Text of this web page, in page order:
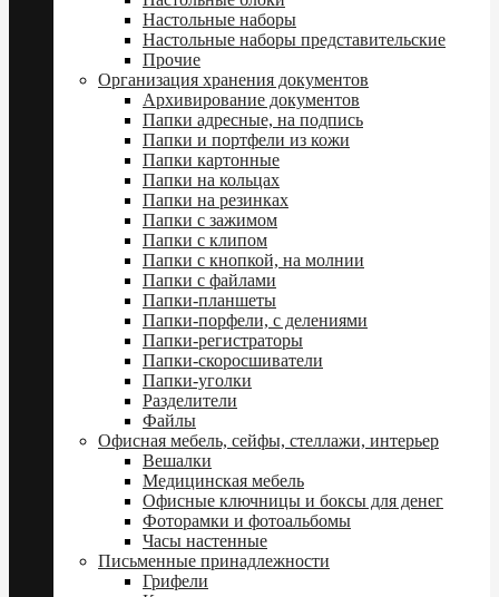
Настольные наборы
Настольные наборы представительские
Прочие
Организация хранения документов
Архивирование документов
Папки адресные, на подпись
Папки и портфели из кожи
Папки картонные
Папки на кольцах
Папки на резинках
Папки с зажимом
Папки с клипом
Папки с кнопкой, на молнии
Папки с файлами
Папки-планшеты
Папки-порфели, с делениями
Папки-регистраторы
Папки-скоросшиватели
Папки-уголки
Разделители
Файлы
Офисная мебель, сейфы, стеллажи, интерьер
Вешалки
Медицинская мебель
Офисные ключницы и боксы для денег
Фоторамки и фотоальбомы
Часы настенные
Письменные принадлежности
Грифели